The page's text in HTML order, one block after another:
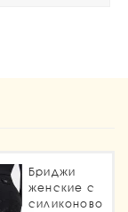
Бриджи
женские с
силиконовой